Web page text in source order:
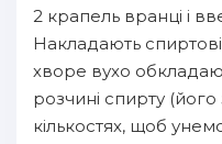
2 крапель вранці і
Накладають
хворе вухо
розчині спирту
кількостях, щоб